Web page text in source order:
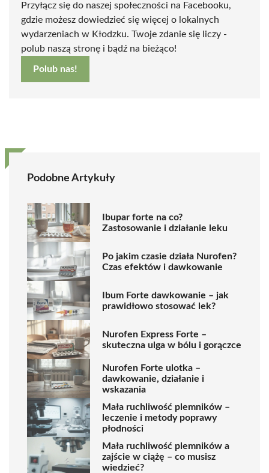
Przyłącz się do naszej społeczności na Facebooku,
gdzie możesz dowiedzieć się więcej o lokalnych
wydarzeniach w Kłodzku. Twoje zdanie się liczy -
polub naszą stronę i bądź na bieżąco!
Polub nas!
Podobne Artykuły
Ibupar forte na co?
Zastosowanie i działanie leku
Po jakim czasie działa Nurofen?
Czas efektów i dawkowanie
Ibum Forte dawkowanie – jak
prawidłowo stosować lek?
Nurofen Express Forte –
skuteczna ulga w bólu i gorączce
Nurofen Forte ulotka –
dawkowanie, działanie i
wskazania
Mała ruchliwość plemników –
leczenie i metody poprawy
płodności
Mała ruchliwość plemników a
zajście w ciążę – co musisz
wiedzieć?